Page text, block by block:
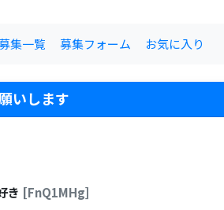
集一覧 募集フォーム お気に入り
いします
き [FnQ1MHg]